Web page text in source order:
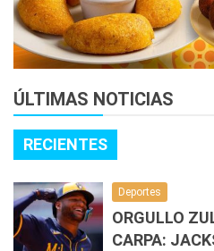
ÚLTIMAS NOTICIAS
RECIENTES
Deportes
ORGULLO
CARPA: